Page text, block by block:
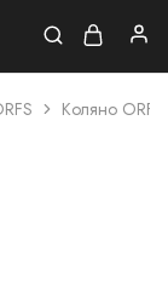
Коляно ORFS